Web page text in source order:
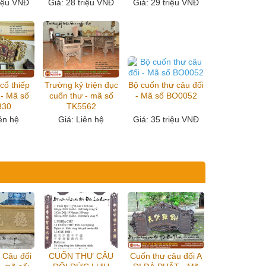
VNĐ
Giá: 28 triệu VNĐ Giá: 29 triệu VNĐ
thiếp
Mã số
hệ
Trường kỷ triện đục
cuốn thư - mã số
TK5562
Giá: Liên hệ
Bộ cuốn thư câu đối
- Mã số BO0052
Giá: 35 triệu VNĐ
Câu đối
CUỐN THƯ CÂU
Cuốn thư câu đối A